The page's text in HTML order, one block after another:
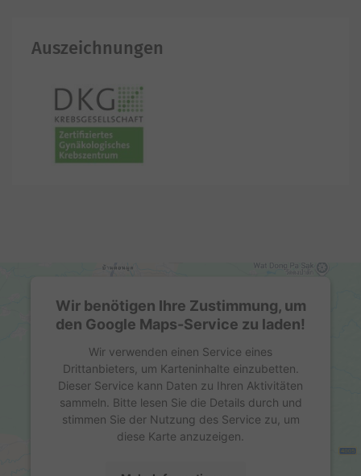
Auszeichnungen
Wir benötigen Ihre Zustimmung, um
den Google Maps-Service zu laden!
Wir verwenden einen Service eines
Drittanbieters, um Karteninhalte einzubetten.
Dieser Service kann Daten zu Ihren Aktivitäten
sammeln. Bitte lesen Sie die Details durch und
stimmen Sie der Nutzung des Service zu, um
diese Karte anzuzeigen.